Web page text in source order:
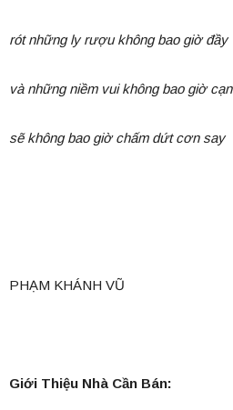
rót những ly rượu không bao giờ đầy
và những niềm vui không bao giờ cạn
sẽ không bao giờ chấm dứt cơn say
PHẠM KHÁNH VŨ
Giới Thiệu Nhà Cần Bán: